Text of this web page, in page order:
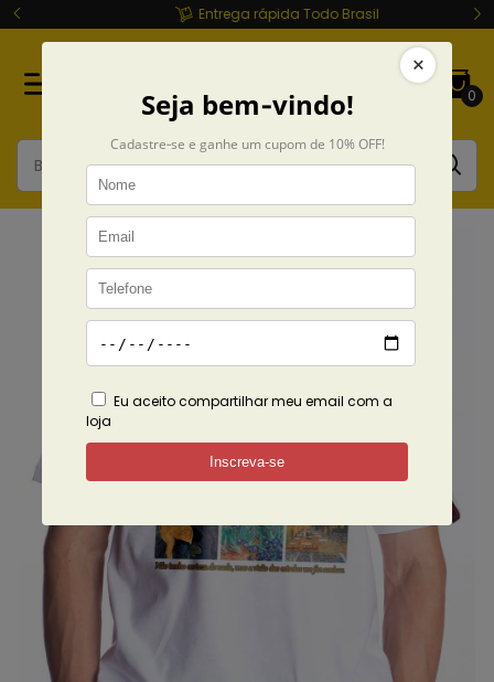
Entrega rápida Todo Brasil
0